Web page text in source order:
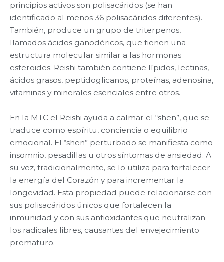
principios activos son polisacáridos (se han
identificado al menos 36 polisacáridos diferentes).
También, produce un grupo de triterpenos,
llamados ácidos ganodéricos, que tienen una
estructura molecular similar a las hormonas
esteroides. Reishi también contiene lípidos, lectinas,
ácidos grasos, peptidoglicanos, proteínas, adenosina,
vitaminas y minerales esenciales entre otros.
En la MTC el Reishi ayuda a calmar el “shen”, que se
traduce como espíritu, conciencia o equilibrio
emocional. El “shen” perturbado se manifiesta como
insomnio, pesadillas u otros síntomas de ansiedad. A
su vez, tradicionalmente, se lo utiliza para fortalecer
la energía del Corazón y para incrementar la
longevidad. Esta propiedad puede relacionarse con
sus polisacáridos únicos que fortalecen la
inmunidad y con sus antioxidantes que neutralizan
los radicales libres, causantes del envejecimiento
prematuro.